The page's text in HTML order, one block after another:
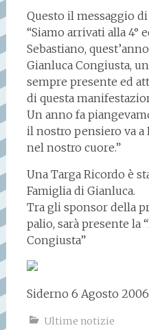
Questo il messaggio
“Siamo arrivati alla 4°
Sebastiano,
Gianluca Congiusta,
sempre presente ed
di questa
Un anno fa
il nostro pensiero va
nel nostro cuore.”
Una Targa Ricordo è
Famiglia di Gianluca.
Tra gli sponsor della
palio, sarà presente la
Congiusta”
Siderno 6 Agosto 2006
Ultime notizie